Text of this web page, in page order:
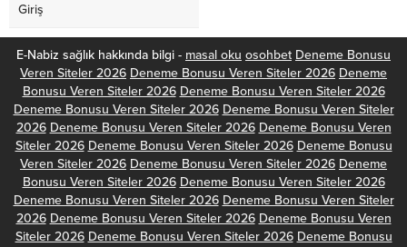
Giriş
E-Nabiz sağlık hakkında bilgi - masal oku osohbet Deneme Bonusu
Veren Siteler 2026 Deneme Bonusu Veren Siteler 2026 Deneme
Bonusu Veren Siteler 2026 Deneme Bonusu Veren Siteler 2026
Deneme Bonusu Veren Siteler 2026 Deneme Bonusu Veren Siteler
2026 Deneme Bonusu Veren Siteler 2026 Deneme Bonusu Veren
Siteler 2026 Deneme Bonusu Veren Siteler 2026 Deneme Bonusu
Veren Siteler 2026 Deneme Bonusu Veren Siteler 2026 Deneme
Bonusu Veren Siteler 2026 Deneme Bonusu Veren Siteler 2026
Deneme Bonusu Veren Siteler 2026 Deneme Bonusu Veren Siteler
2026 Deneme Bonusu Veren Siteler 2026 Deneme Bonusu Veren
Siteler 2026 Deneme Bonusu Veren Siteler 2026 Deneme Bonusu